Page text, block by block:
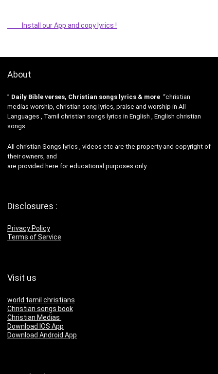
Install our App and copy lyrics !
About
” Daily Bible verses, Christian songs lyrics & more “christian
medias worship, christian song lyrics, praise and worship in All
Languages , Tamil christian songs lyrics in English , English christian
songs .
All christian Songs lyrics , videos etc are the property and copyright of
their owners, and
are provided here for educational purposes only.
Disclosures :
Privacy Policy
Terms of Service
Visit us
world tamil christians
Christian songs book
Christian Medias
Download IOS App
Download Android App